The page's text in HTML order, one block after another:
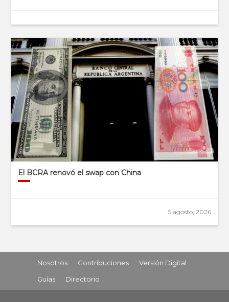
El BCRA renovó el swap con China
5 agosto, 2026
Nosotros Contribuciones
Versión Digital
Guías
Directorio